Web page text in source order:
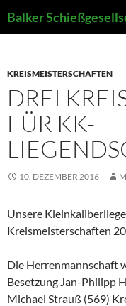
Inhalt
KREISMEISTERSCHAFTEN
DREI
FÜR KK-
10. DEZEMBER 2016
Unsere
Kreismeisterschaften
Die Herrenmannschaft
Besetzung Jan-Philipp
Michael Strauß (569)